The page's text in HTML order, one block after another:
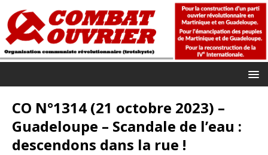
CO N°1314 (21 octobre 2023) –
Guadeloupe – Scandale de l’eau :
descendons dans la rue !